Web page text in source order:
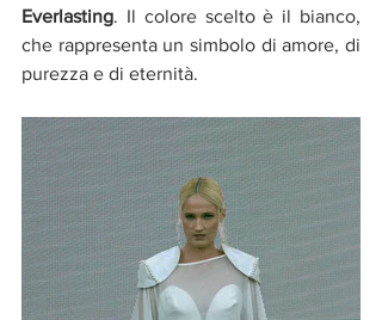
Everlasting. Il colore scelto è il bianco,
che rappresenta un simbolo di amore, di
purezza e di eternità.